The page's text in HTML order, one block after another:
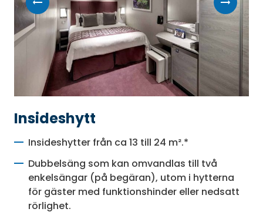
Insideshytt
Insideshytter från ca 13 till 24 m².*
Dubbelsäng som kan omvandlas till två
enkelsängar (på begäran), utom i hytterna
för gäster med funktionshinder eller nedsatt
rörlighet.